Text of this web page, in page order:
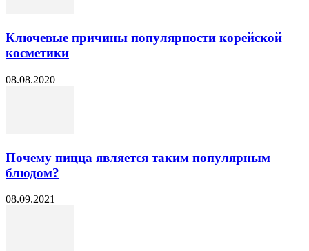
Ключевые причины популярности корейской
косметики
08.08.2020
Почему пицца является таким популярным
блюдом?
08.09.2021